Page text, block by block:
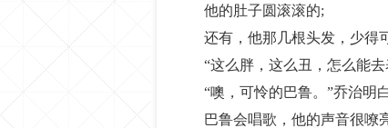
他的肚子圆滚滚的;
还有，他那几根头发，少得
“这么胖，这么丑，怎么能
“噢，可怜的巴鲁。”乔治明
巴鲁会唱歌，他的声音很嘹